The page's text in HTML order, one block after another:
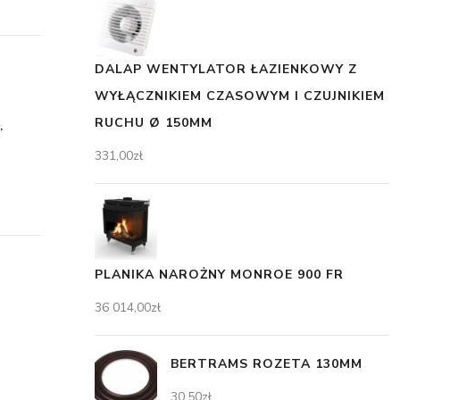
,
DALAP WENTYLATOR ŁAZIENKOWY Z
WYŁĄCZNIKIEM CZASOWYM I CZUJNIKIEM
RUCHU Ø 150MM
331,00zł
PLANIKA NAROŻNY MONROE 900 FR
36 014,00zł
BERTRAMS ROZETA 130MM